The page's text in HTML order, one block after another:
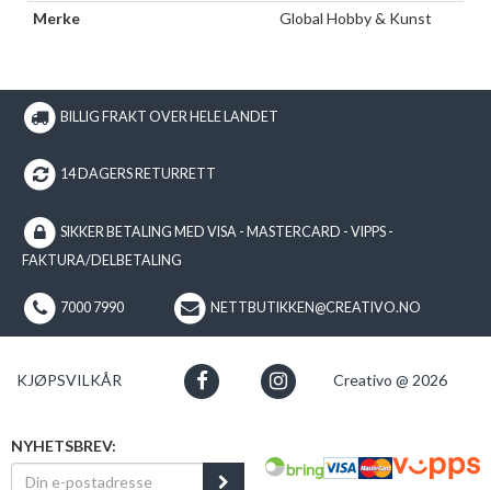
Merke
Global Hobby & Kunst
BILLIG FRAKT OVER HELE LANDET
14 DAGERS RETURRETT
SIKKER BETALING MED VISA - MASTERCARD - VIPPS -
FAKTURA/DELBETALING
7000 7990 NETTBUTIKKEN@CREATIVO.NO
KJØPSVILKÅR Creativo @ 2026
NYHETSBREV: